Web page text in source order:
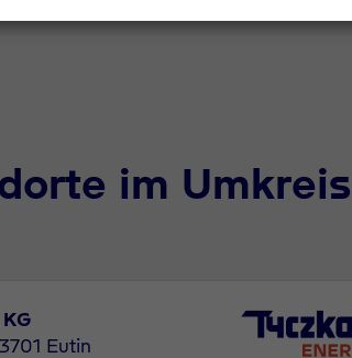
im Umkreis
Eutin